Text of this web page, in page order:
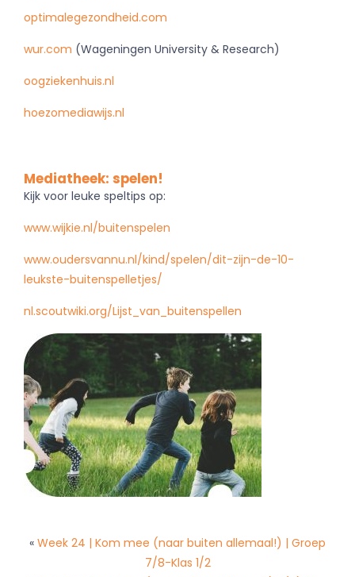
optimalegezondheid.com
wur.com (Wageningen University & Research)
oogziekenhuis.nl
hoezomediawijs.nl
Mediatheek: spelen!
Kijk voor leuke speltips op:
www.wijkie.nl/buitenspelen
www.oudersvannu.nl/kind/spelen/dit-zijn-de-10-
leukste-buitenspelletjes/
nl.scoutwiki.org/Lijst_van_buitenspellen
« Week 24 | Kom mee (naar buiten allemaal!) | Groep
7/8-Klas 1/2